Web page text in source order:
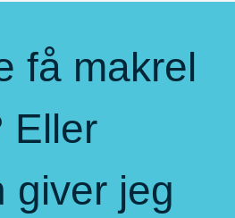
få makrel
Eller
giver jeg